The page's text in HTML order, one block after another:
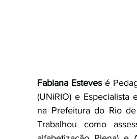
Fabiana Esteves é
(UNiRIO) e Especialista
na Prefeitura do Rio
Trabalhou como